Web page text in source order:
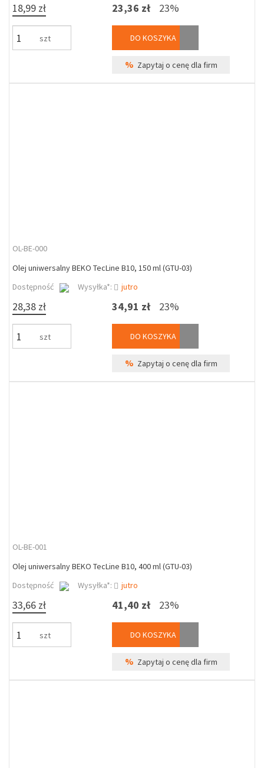
18,99 zł
szt
23,36 zł 23%
DO KOSZYKA
% Zapytaj o cenę dla firm
OL-BE-000
Olej uniwersalny BEKO TecLine B10, 150 ml (GTU-03)
Dostępność
Wysyłka*: jutro
28,38 zł
szt
34,91 zł 23%
DO KOSZYKA
% Zapytaj o cenę dla firm
OL-BE-001
Olej uniwersalny BEKO TecLine B10, 400 ml (GTU-03)
Dostępność
Wysyłka*: jutro
33,66 zł
szt
41,40 zł 23%
DO KOSZYKA
% Zapytaj o cenę dla firm